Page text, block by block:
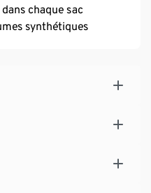
chaque sac
synthétiques